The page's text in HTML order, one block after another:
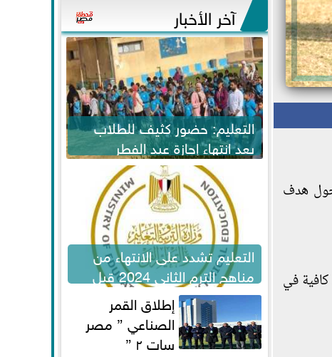
حول هدف
في
آخر الأخبار
التعليم: حضور كثيف للطلاب
بعد انتهاء إجازة عيد الفطر
لاستكمال المناهج
التعليم تشدد على الانتهاء من
مناهج الترم الثاني 2024 قبل
الامتحانات
إطلاق القمر
الصناعي ” مصر
سات ٢ ”